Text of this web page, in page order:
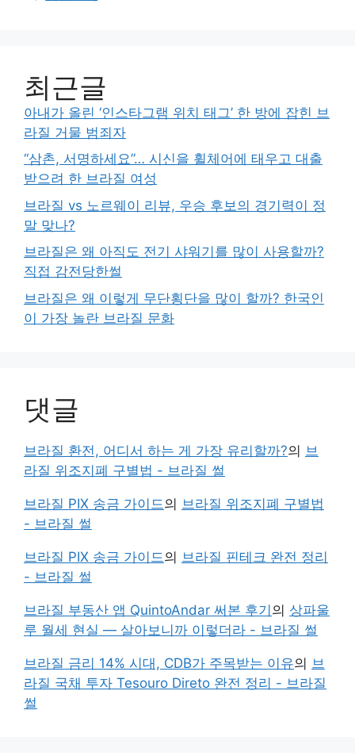
최근글
아내가 올린 ‘인스타그램 위치 태그’ 한 방에 잡힌 브
라질 거물 범죄자
“삼촌, 서명하세요”… 시신을 휠체어에 태우고 대출
받으려 한 브라질 여성
브라질 vs 노르웨이 리뷰, 우승 후보의 경기력이 정
말 맞나?
브라질은 왜 아직도 전기 샤워기를 많이 사용할까?
직접 감전당한썰
브라질은 왜 이렇게 무단횡단을 많이 할까? 한국인
이 가장 놀란 브라질 문화
댓글
브라질 환전, 어디서 하는 게 가장 유리할까?의 브
라질 위조지폐 구별법 - 브라질 썰
브라질 PIX 송금 가이드의 브라질 위조지폐 구별법
- 브라질 썰
브라질 PIX 송금 가이드의 브라질 핀테크 완전 정리
- 브라질 썰
브라질 부동산 앱 QuintoAndar 써본 후기의 상파울
루 월세 현실 — 살아보니까 이렇더라 - 브라질 썰
브라질 금리 14% 시대, CDB가 주목받는 이유의 브
라질 국채 투자 Tesouro Direto 완전 정리 - 브라질
썰